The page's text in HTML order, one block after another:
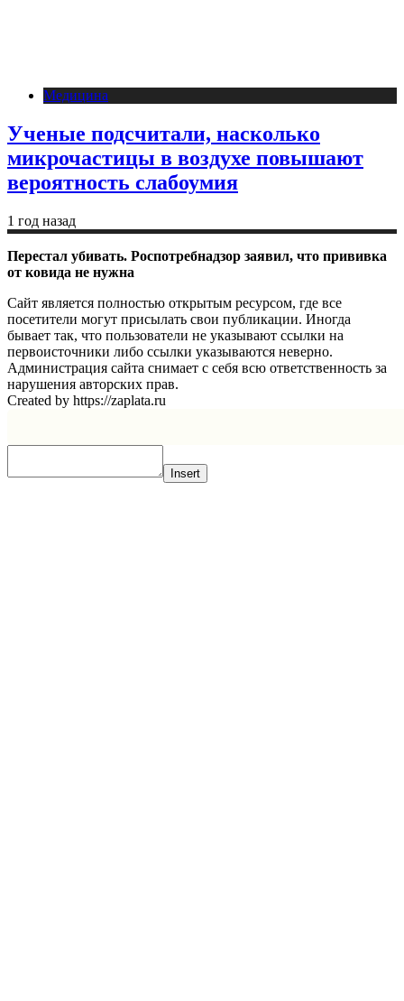
Медицина
Ученые подсчитали, насколько
микрочастицы в воздухе повышают
вероятность слабоумия
1 год назад
Перестал убивать. Роспотребнадзор заявил, что прививка
от ковида не нужна
Сайт является полностью открытым ресурсом, где все
посетители могут присылать свои публикации. Иногда
бывает так, что пользователи не указывают ссылки на
первоисточники либо ссылки указываются неверно.
Администрация сайта снимает с себя всю ответственность за
нарушения авторских прав.
Created by https://zaplata.ru
Insert